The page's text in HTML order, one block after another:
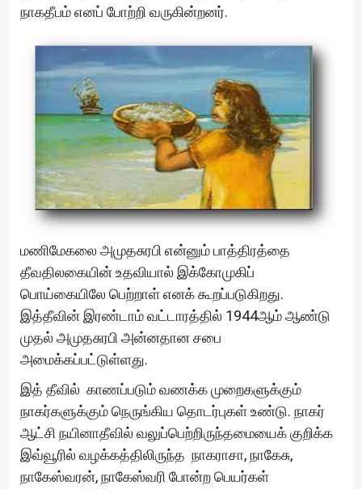
நாகதீபம் எனப் போற்றி வருகின்றனர்.
மணிமேகலை அமுதசுரபி என்னும் பாத்திரத்தை
தீவதிலகையின் உதவியால் இக்கோமுகிப்
பொய்கையிலே பெற்றாள் எனக் கூறப்படுகிறது.
இத்தீவின் இரண்டாம் வட்டாரத்தில் 1944ஆம் ஆண்டு
முதல் அமுதசுரபி அன்னதான சபை
அமைக்கப்பட்டுள்ளது.
இத் தீவில் காணப்படும் வணக்க முறைகளுக்கும்
நாகர்களுக்கும் நெருங்கிய தொடர்புகள் உண்டு. நாகர்
ஆட்சி நயினாதீவில் வலுப்பெற்றிருந்தமையைக் குறிக்க
இவ்வூரில் வழக்கத்திலிருந்த நாகராசா, நாகேசு,
நாகேஸ்வரன், நாகேஸ்வரி போன்ற பெயர்கள்